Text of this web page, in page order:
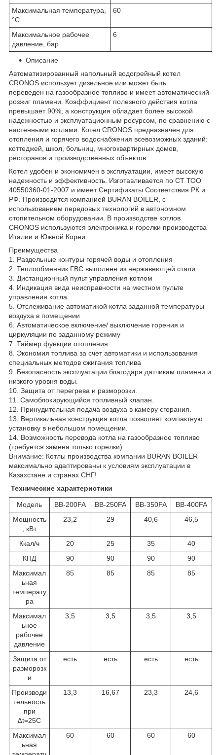
Максимальная температура,
°С
60
Максимальное рабочее
давление, бар
6
Описание
Автоматизированный напольный водогрейный котел
CRONOS использует дизельное или может быть
переведен на газообразное топливо и имеет автоматический
розжиг пламени. Коэффициент полезного действия котла
превышает 90%, а конструкция обладает более высокой
надежностью и эксплуатационным ресурсом, по сравнению с
настенными котлами. Котел CRONOS предназначен для
отопления и горячего водоснабжения всевозможных зданий:
коттеджей, школ, больниц, многоквартирных домов,
ресторанов и производственных объектов.
Котел удобен и экономичен в эксплуатации, имеет высокую
надежность и эффективность. Изготавливается по СТ ТОО
40550360-01-2007 и имеет Сертификаты Соответствия РК и
РФ. Производится компанией BURAN BOILER, с
использованием передовых технологий в автономном
отопительном оборудовании. В производстве котлов
CRONOS используются электроника и горелки производства
Италии и Южной Кореи.
Преимущества
1. Раздельные контуры горячей воды и отопления
2. Теплообменник ГВС выполнен из нержавеющей стали.
3. Дистанционный пульт управления котлом
4. Индикация вида неисправности на местном пульте
управления котла
5. Отслеживание автоматикой котла заданной температуры
воздуха в помещении
6. Автоматическое включение/ выключение горения и
циркуляции по заданному режиму
7. Таймер функции отопления
8. Экономия топлива за счет автоматики и использования
специальных методов сжигания топлива
9. Безопасность эксплуатации благодаря датчикам пламени и
низкого уровня воды.
10. Защита от перегрева и разморозки.
11. Самоблокирующийся топливный клапан.
12. Принудительная подача воздуха в камеру сгорания.
13. Вертикальная конструкция котла позволяет компактную
установку в небольшом помещении.
14. Возможность перевода котла на газообразное топливо
(требуется замена только горелки).
Внимание: Котлы производства компании BURAN BOILER
максимально адаптированы к условиям эксплуатации в
Казахстане и странах СНГ!
Технические характеристики
Модель BB-200FA BB-250FA BB-350FA
BB-400FA
Мощность
, кВт
23,2 29 40,6 46,5
Ккал/ч 20 25 35
40
КПД
90 90 90
90
Максимал
ьная
температу
ра
85 85 85 85
Максимал
ьное
рабочее
давление
3,5 3,5 3,5 3,5
Защита от
разморозк
и
есть есть есть есть
Производи
тельность
при
∆t=25C
13,3 16,67 23,3 24,6
Максимал
ьная
60 60 60 60